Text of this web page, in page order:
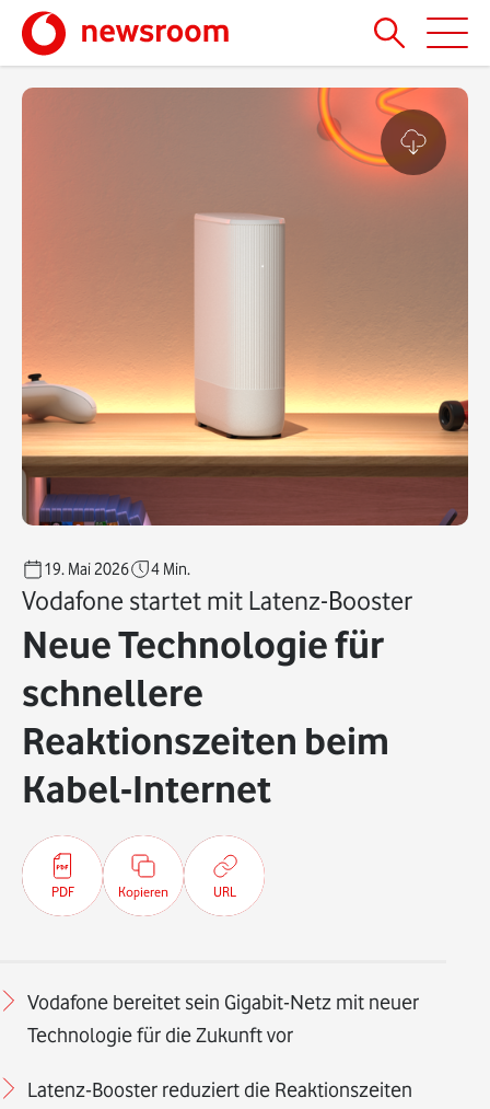
19. Mai 2026 4 Min.
Vodafone startet mit Latenz-Booster
Neue Technologie für
schnellere
Reaktionszeiten beim
Kabel-Internet
PDF Kopieren URL
Vodafone bereitet sein Gigabit-Netz mit neuer
Technologie für die Zukunft vor
Latenz-Booster reduziert die Reaktionszeiten